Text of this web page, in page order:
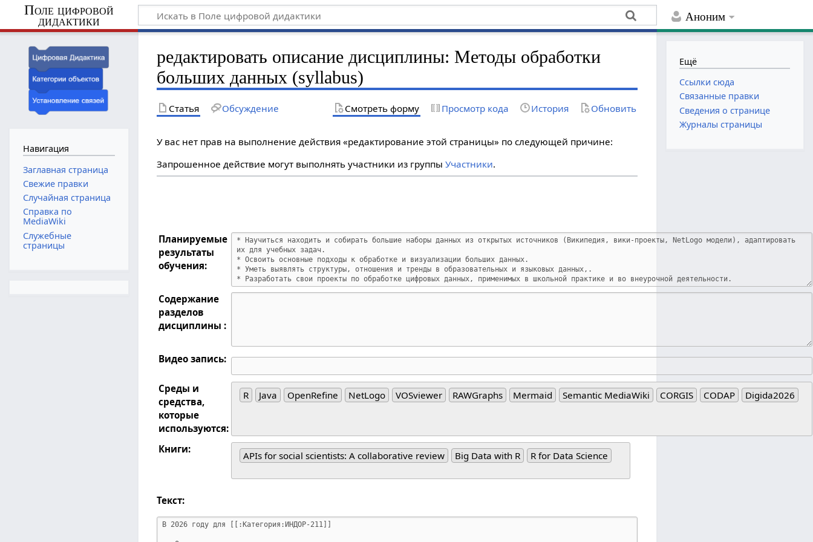
Аноним
Поле цифровой
дидактики
редактировать описание дисциплины: Методы обработки
больших данных (syllabus)
Статья Обсуждение Смотреть форму Просмотр кода История Обновить
У вас нет прав на выполнение действия «редактирование этой страницы» по следующей причине:
Запрошенное действие могут выполнять участники из группыУчастники.
Планируемые
результаты
обучения:
Содержание
разделов
дисциплины :
Видео запись:
Среды и
средства,
которые
используются:
R Java OpenRefine NetLogo VOSviewer RAWGraphs Mermaid Semantic MediaWiki CORGIS CODAP Digida2026
Книги:
APIs for social scientists: A collaborative review Big Data with R R for Data Science
Текст:
Навигация
Заглавная страница
Свежие правки
Случайная страница
Справка по
MediaWiki
Служебные
страницы
Ещё
Ссылки сюда
Связанные правки
Сведения о странице
Журналы страницы